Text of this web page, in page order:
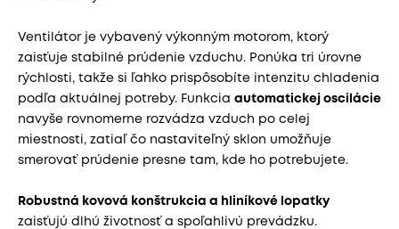
Ventilátor je vybavený výkonným motorom, ktorý
zaisťuje stabilné prúdenie vzduchu. Ponúka tri úrovne
rýchlosti, takže si ľahko prispôsobíte intenzitu chladenia
podľa aktuálnej potreby. Funkcia automatickej oscilácie
navyše rovnomerne rozvádza vzduch po celej
miestnosti, zatiaľ čo nastaviteľný sklon umožňuje
smerovať prúdenie presne tam, kde ho potrebujete.
Robustná kovová konštrukcia a hliníkové lopatky
zaisťujú dlhú životnosť a spoľahlivú prevádzku.